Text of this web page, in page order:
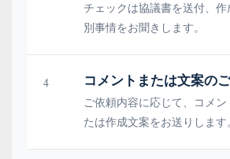
チェックは協議書を送付、
別事情をお聞きします。
4 コメントまたは文案の
ご依頼内容に応じて、コメン
たは作成文案をお送りします